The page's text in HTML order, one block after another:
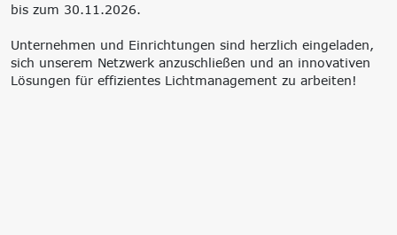
bis zum 30.11.2026.
Unternehmen und Einrichtungen sind herzlich eingeladen,
sich unserem Netzwerk anzuschließen und an innovativen
Lösungen für effizientes Lichtmanagement zu arbeiten!